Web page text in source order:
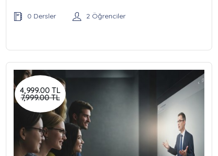
0 Dersler 2 Öğrenciler
4,999.00 TL
7,999.00 TL